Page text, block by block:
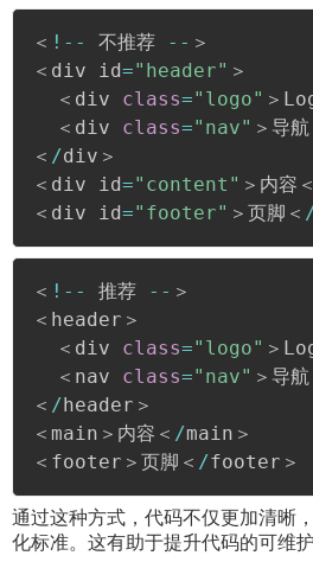
＜ ! -- 不推荐 -- ＞
＜div id="header" ＞
  ＜div
class="logo" ＞
  ＜div
class="nav" ＞导航
＜ /div＞
＜div id="content" ＞内容＜
＜div id="footer" ＞页脚＜
＜ ! -- 推荐 -- ＞
＜header＞
  ＜div
class="logo" ＞
  ＜nav
class="nav" ＞导航
＜ / header＞
＜main＞内容＜ /main＞
＜footer＞页脚＜ /footer＞
通过这种方式，代码不仅更加清晰
化标准。这有助于提升代码的可维